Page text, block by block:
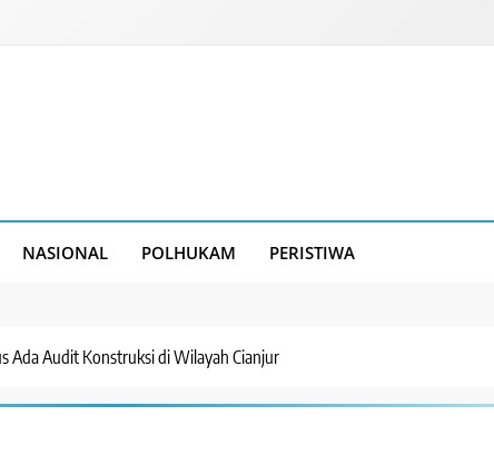
NASIONAL POLHUKAM PERISTIWA
Ada Audit Konstruksi di Wilayah Cianjur